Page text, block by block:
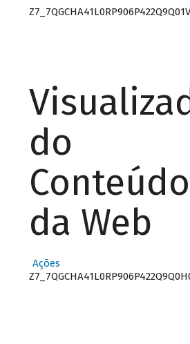
do
Conteúdo
da Web
Ações